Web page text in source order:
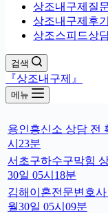
상조내구제질
상조내구제후기
상조스피드상
검색
『상조내구제』
메뉴
용인흥신소 상담 전
시23분
서초구하수구막힘
30일 05시18분
김해이혼전문변호
월30일 05시09분